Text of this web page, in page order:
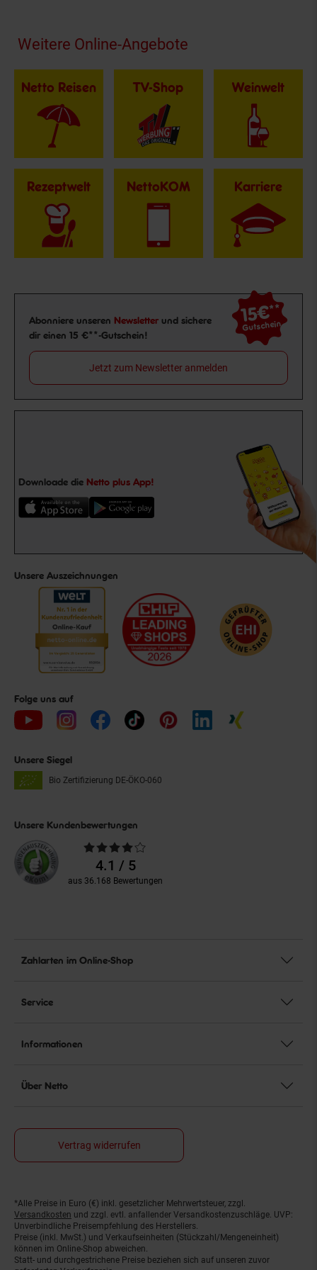
Fußzeile
Weitere Online-Angebote
Netto Reisen TV-Shop Weinwelt
Rezeptwelt NettoKOM Karriere
Newsletter Anmeldung
Abonniere unseren Newsletter und sichere
dir einen 15 €**-Gutschein!
15€**
Gutschein
Jetzt zum Newsletter anmelden
Downloade die Netto plus App!
Unsere Auszeichnungen
Folge uns auf
Unsere Siegel
Bio Zertifizierung DE-ÖKO-060
Unsere Kundenbewertungen
Durchschnittliche
Bewertungen4.1 / 5
aus 36.168 Bewertungen
Zahlarten im Online-Shop
Service
Informationen
Über Netto
Vertrag widerrufen
Fußnoten
*Alle Preise in Euro (€) inkl. gesetzlicher Mehrwertsteuer, zzgl.
Versandkosten und zzgl. evtl. anfallender Versandkostenzuschläge. UVP:
Unverbindliche Preisempfehlung des Herstellers.
Preise (inkl. MwSt.) und Verkaufseinheiten (Stückzahl/Mengeneinheit)
können im Online-Shop abweichen.
Statt- und durchgestrichene Preise beziehen sich auf unseren zuvor